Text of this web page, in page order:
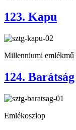
123. Kapu
Millenniumi emlékmű
124. Barátság
Emlékoszlop